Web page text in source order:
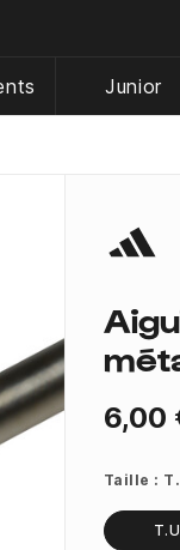
Junior
6,00
Taille :
T.U